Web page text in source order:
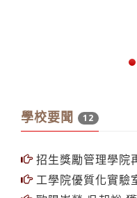
學校要聞 12
招生獎勵管理學院
工學院優質化實驗